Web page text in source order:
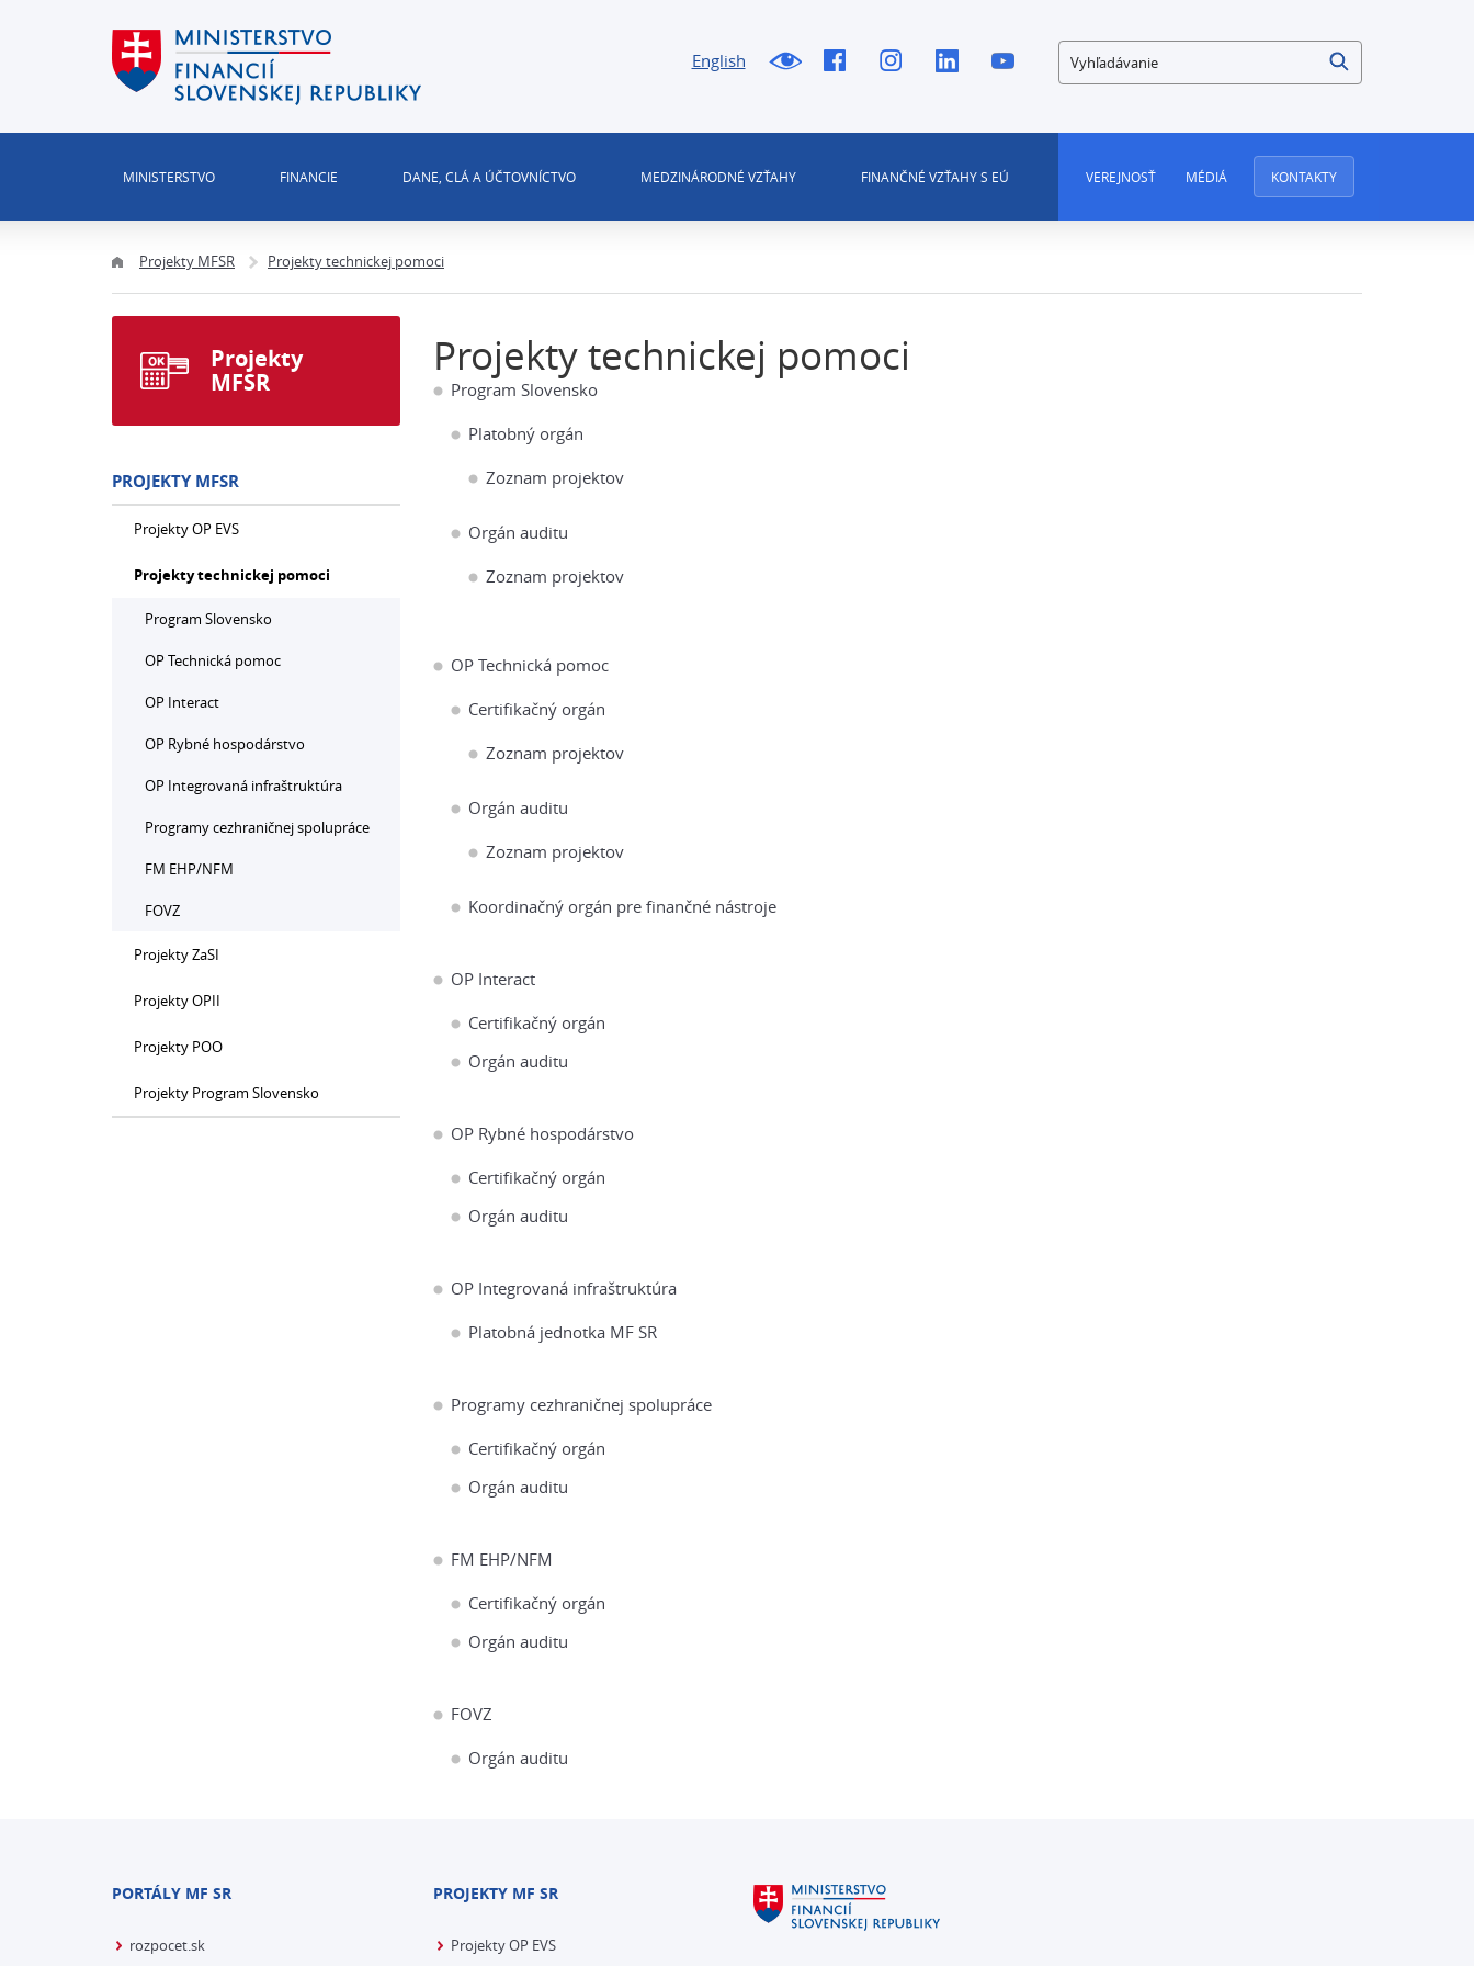
English Vyhľadávanie
MINISTERSTVO FINANCIE DANE, CLÁ A ÚČTOVNÍCTVO MEDZINÁRODNÉ VZŤAHY FINANČNÉ VZŤAHY S EÚ VEREJNOSŤ MÉDIÁ KONTAKTY
Projekty MFSR Projekty technickej pomoci
Projekty technickej pomoci
Program Slovensko
Platobný orgán
Zoznam projektov
Orgán auditu
Zoznam projektov
OP Technická pomoc
Certifikačný orgán
Zoznam projektov
Orgán auditu
Zoznam projektov
Koordinačný orgán pre finančné nástroje
OP Interact
Certifikačný orgán
Orgán auditu
OP Rybné hospodárstvo
Certifikačný orgán
Orgán auditu
OP Integrovaná infraštruktúra
Platobná jednotka MF SR
Programy cezhraničnej spolupráce
Certifikačný orgán
Orgán auditu
FM EHP/NFM
Certifikačný orgán
Orgán auditu
FOVZ
Orgán auditu
Projekty
MFSR
PROJEKTY MFSR
Projekty OP EVS
Projekty technickej pomoci
Program Slovensko
OP Technická pomoc
OP Interact
OP Rybné hospodárstvo
OP Integrovaná infraštruktúra
Programy cezhraničnej spolupráce
FM EHP/NFM
FOVZ
Projekty ZaSI
Projekty OPII
Projekty POO
Projekty Program Slovensko
PORTÁLY MF SR
rozpocet.sk
PROJEKTY MF SR
Projekty OP EVS